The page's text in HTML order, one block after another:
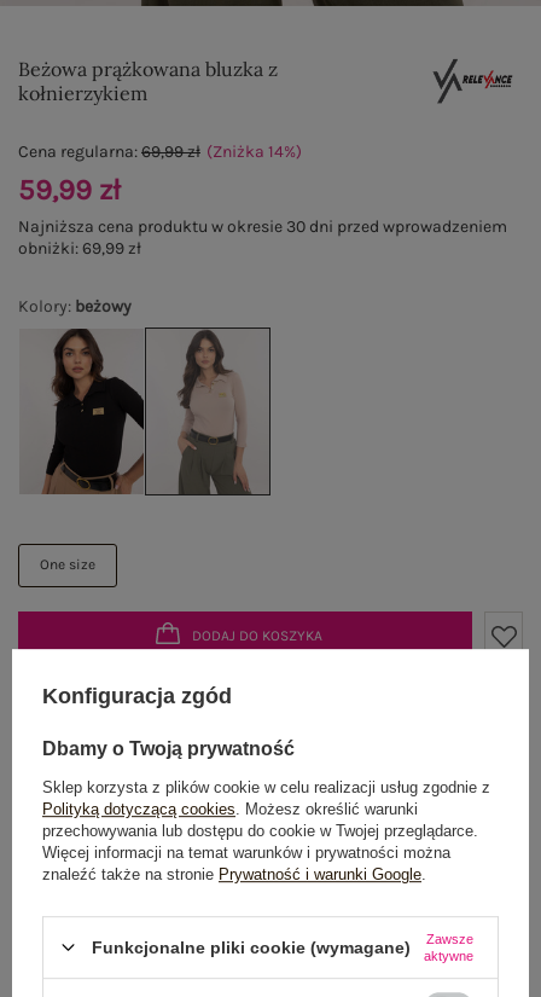
Beżowa prążkowana bluzka z
kołnierzykiem
Kolory: beżowy
One size
Cena regularna:69,99 zł (Zniżka 14%)
59,99 zł
Najniższa cena produktu w okresie 30 dni przed wprowadzeniem
obniżki:69,99 zł
DODAJ DO KOSZYKA
Możesz kupić także poprzez:
Dostawaod 7,99 zł
Do darmowej dostawy brakuje 200,00 zł
100 dni na zwrot
Konfiguracja zgód
Dbamy o Twoją prywatność
Sklep korzysta z plików cookie w celu realizacji usług zgodnie z
Polityką dotyczącą cookies . Możesz określić warunki
przechowywania lub dostępu do cookie w Twojej przeglądarce.
Więcej informacji na temat warunków i prywatności można
znaleźć także na stronie Prywatność i warunki Google
Funkcjonalne pliki cookie (wymagane)
Zawsze
aktywne